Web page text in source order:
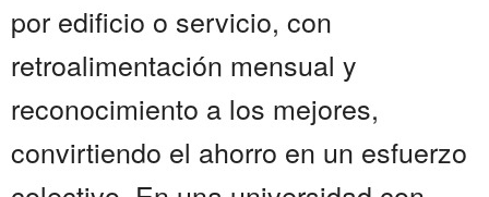
por edificio o servicio, con
retroalimentación mensual y
reconocimiento a los mejores,
convirtiendo el ahorro en un esfuerzo